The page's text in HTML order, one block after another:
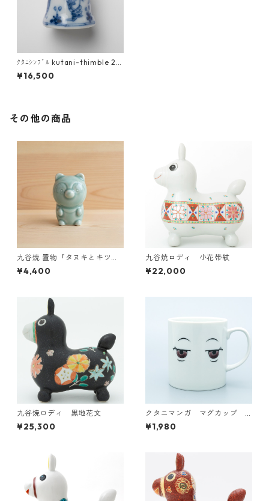
ｸﾀﾆｼﾝﾌﾞﾙ kutani-thimble 24
九谷焼指貫
¥16,500
その他の商品
九谷焼 置物『タヌキとキツ
ネ』タヌキ（青磁釉）
¥4,400
九谷焼ロディ 小花帯紋
¥22,000
九谷焼ロディ 黒地花文
¥25,300
クタニマンガ マグカップ
（YUKARI）
¥1,980